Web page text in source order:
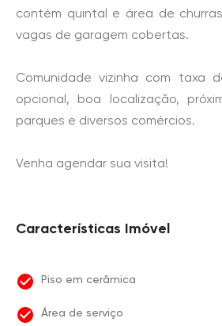
contém quintal e área de
vagas de garagem cobertas.
Comunidade vizinha com taxa
opcional, boa localização,
parques e diversos comércios.
Venha agendar sua visita!
Características Imóvel
Piso em cerâmica
Área de serviço